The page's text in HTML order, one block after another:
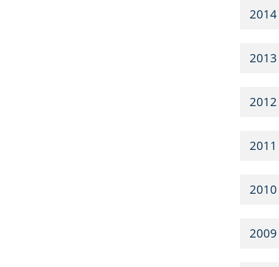
2014
2013
2012
2011
2010
2009